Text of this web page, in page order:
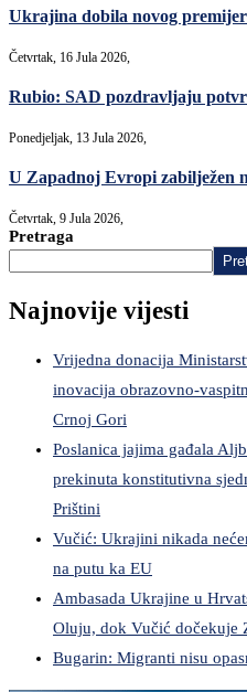
Ukrajina dobila novog
Četvrtak, 16 Jula 2026,
Rubio: SAD pozdravljaju
Ponedjeljak, 13 Jula 2026,
U Zapadnoj Evropi zabilježen
Četvrtak, 9 Jula 2026,
Pretraga
Najnovije vijesti
Vrijedna donacija
inovacija obrazovno-
Crnoj Gori
Poslanica jajima gađala
prekinuta konstitutivna
Prištini
Vučić: Ukrajini nikada
na putu ka EU
Ambasada Ukrajine u
Oluju, dok Vučić dočekuje
Bugarin: Migranti nisu